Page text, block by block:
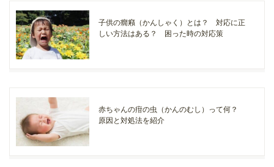
子供の癇癪（かんしゃく）とは？ 対応に正
しい方法はある？ 困った時の対応策
赤ちゃんの疳の虫（かんのむし）って何？
原因と対処法を紹介